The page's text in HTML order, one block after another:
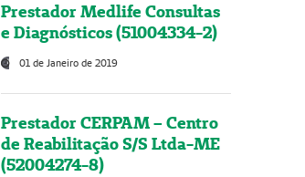
Prestador Medlife Consultas
e Diagnósticos (51004334-2)
01 de Janeiro de 2019
Prestador CERPAM – Centro
de Reabilitação S/S Ltda-ME
(52004274-8)